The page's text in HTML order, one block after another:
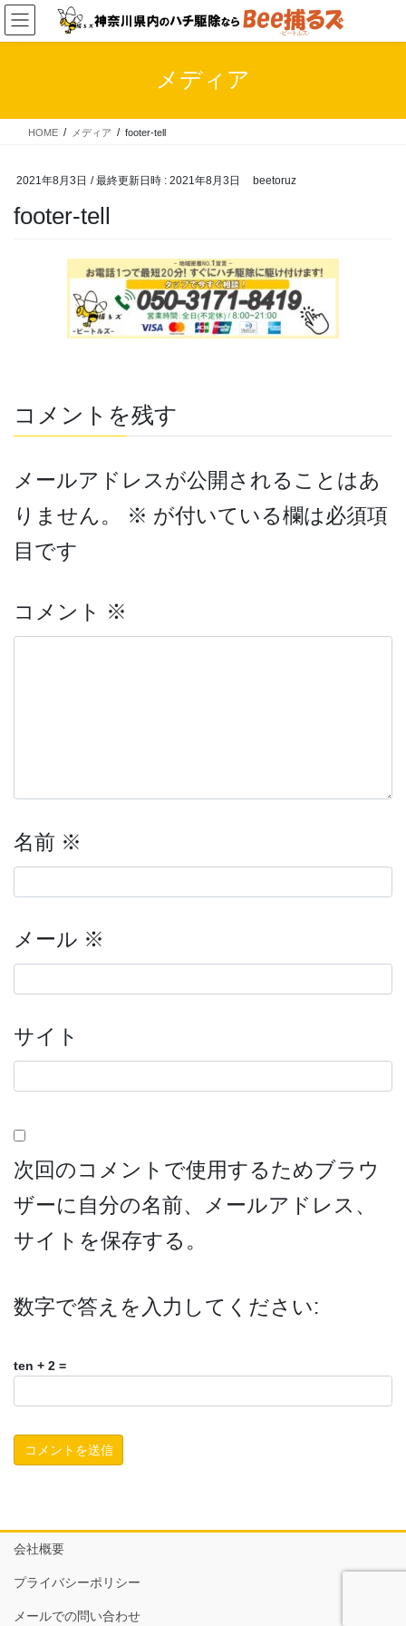
コ
ン
テ
ス
ナ
ビ
ゲ
ン
メディア
HOME メディア footer-tell
2021年8月3日 / 最終更新日時 : 2021年8月3日 beetoruz
footer-tell
コメントを残す
メールアドレスが公開されることはあ
りません。
※ が付いている欄は必須項
目です
コメント ※
名前 ※
メール ※
サイト
次回のコメントで使用するためブラウ
ザーに自分の名前、メールアドレス、
サイトを保存する。
数字で答えを入力してください:
ten + 2 =
会社概要
プライバシーポリシー
メールでの問い合わせ